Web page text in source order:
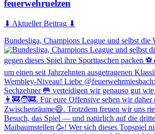
feuerwehruelzen
⬇ Aktueller Beitrag ⬇
Bundesliga, Champions League und selbst die